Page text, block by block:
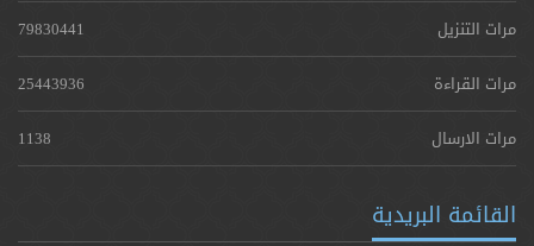
مرات التنزيل
79830441
مرات القراءة
25443936
مرات الارسال
1138
القائمة البريدية